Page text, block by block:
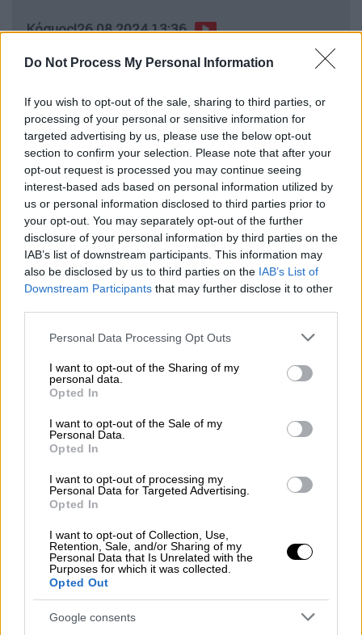
Do Not Process My Personal Information
If you wish to opt-out of the sale, sharing to third parties, or
processing of your personal or sensitive information for
targeted advertising by us, please use the below opt-out
section to confirm your selection. Please note that after your
opt-out request is processed you may continue seeing
interest-based ads based on personal information utilized by
us or personal information disclosed to third parties prior to
your opt-out. You may separately opt-out of the further
disclosure of your personal information by third parties on the
IAB’s list of downstream participants. This information may
also be disclosed by us to third parties on the IAB’s List of
Downstream Participants that may further disclose it to other
Please note that this website/app uses one or more Google
not limited to your visit or usage behaviour. You may click to
grant or deny consent to Google and its third-party tags to
use your data for below specified purposes in below Google
consent section.
Personal Data Processing Opt Outs
I want to opt-out of the Sharing of my
personal data.
Opted In
I want to opt-out of the Sale of my
Personal Data.
Opted In
I want to opt-out of processing my
Personal Data for Targeted Advertising.
Opted In
I want to opt-out of Collection, Use,
Retention, Sale, and/or Sharing of my
Personal Data that Is Unrelated with the
Purposes for which it was collected.
Opted Out
Google consents
Κόσμος|26.08.2024 13:36
Τρομοκρατική επίθεση στη Γερμανία:
Αυστηροποίηση μεταναστευτικής
πολιτικής προαναγγέλλει ο Σολτς
Ο ένας από αυτούς κηρύχθηκε στη συνέχεια
νεκρός στον τόπο του δυστυχήματος και ο
άλλος διακομίστηκε στο νοσοκομείο με
ελικόπτερο σε "σταθερή κατάσταση",
ανέφερε σήμερα η αστυνομία της περιοχής
Σούντουρλαντ.
Επιχειρήσεις «σε δύσκολες συνθήκες»
Σύμφωνα με τον τοπικό ειδησεογραφικό
ιστότοποVisir, οι περισσότεροι από τους
τουρίστεςήταν έξω από τη σπηλιά όταν
Ice#cave
southern#Icelandwhile tourists
were visiting, 25Aug
1 dead
1 seriously injured taken by air
ambulance to
2 still missing